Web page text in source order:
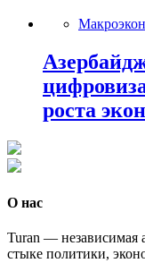
роста
О нас
Turan — независимая
стыке политики,